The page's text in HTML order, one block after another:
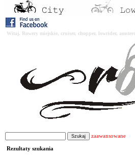
Witaj. Rowery miejskie, cruiser, chopper, lowrider,
zaawansowane
Rezultaty szukania